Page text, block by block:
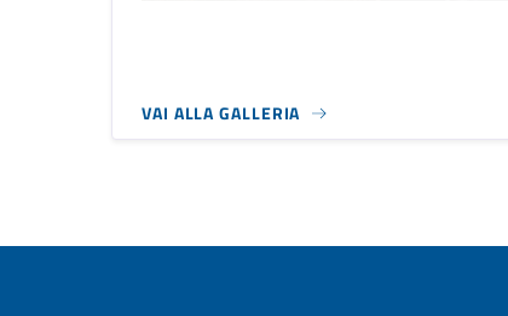
VAI ALLA GALLERIA